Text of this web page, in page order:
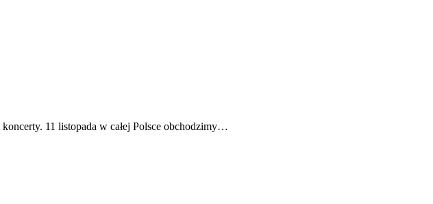
11 listopada w całej Polsce obchodzimy…